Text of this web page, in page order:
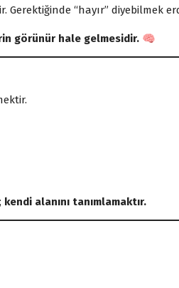
Gerektiğinde “hayır” diyebilmek
görünür hale gelmesidir. 🧠
kendi alanını tanımlamaktır.